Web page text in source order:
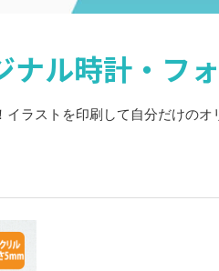
ナル時計・フ
ラストを印刷して自分だけの